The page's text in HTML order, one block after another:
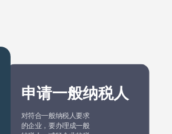
申请一般纳税人
对符合一般纳税人要求
的企业，要办理成一般